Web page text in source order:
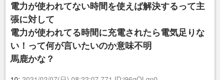
電力が使われてない時間を使えば解決するって主
張に対して
電力が使われてる時間に充電されたら電気足りな
い！って何が言いたいのか意味不明
馬鹿かな？